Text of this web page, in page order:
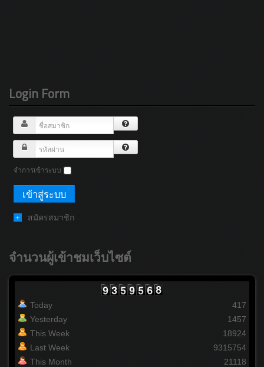
Login Form
จำการเข้าระบบ
สมัครสมาชิก
จำนวนผู้เข้าชมเว็บไซต์
Today
Yesterday
This Week
Last Week
This Month
417
1457
18924
9315754
21118